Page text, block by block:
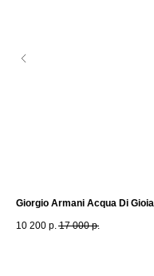
Giorgio Armani Acqua Di Gioia
10 200 р. 17 000 р.